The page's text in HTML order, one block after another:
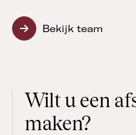
Bekijk team
Wilt u een
maken?